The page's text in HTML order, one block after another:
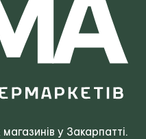
у Закарпатті.